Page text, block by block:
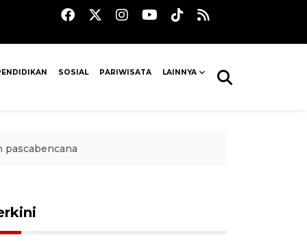
SOSIAL PARIWISATA LAINNYA
pascabencana